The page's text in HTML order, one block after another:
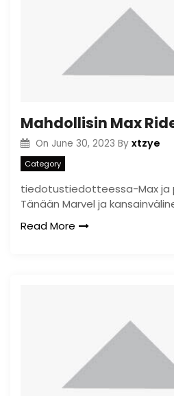
On June 30, 2023 By xtzye
Category
tiedotustiedotteessa-Max ja
Tänään Marvel ja
Read More